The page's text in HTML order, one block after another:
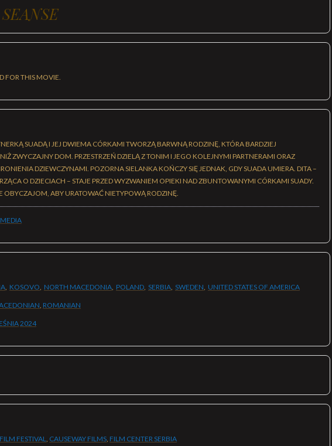
FOR THIS MOVIE.
SUADĄ I JEJ DWIEMA CÓRKAMI TWORZĄ BARWNĄ RODZINĘ, KTÓRA BARDZIEJ
ZWYCZAJNY DOM. PRZESTRZEŃ DZIELĄ Z TONIM I JEGO KOLEJNYMI PARTNERAMI ORAZ
DZIEWCZYNAMI. POZORNA SIELANKA KOŃCZY SIĘ JEDNAK, GDY SUADA UMIERA. DITA –
O DZIECIACH – STAJE PRZED WYZWANIEM OPIEKI NAD ZBUNTOWANYMI CÓRKAMI SUADY.
OBYCZAJOM, ABY URATOWAĆ NIETYPOWĄ RODZINĘ.
, KOSOVO, NORTH MACEDONIA, POLAND, SERBIA, SWEDEN, UNITED STATES OF AMERICA
, ROMANIAN
2024
FESTIVAL, CAUSEWAY FILMS, FILM CENTER SERBIA